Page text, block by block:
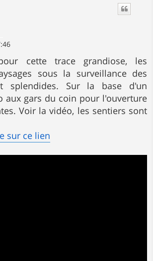
cette trace grandiose, les
sous la surveillance des
splendides. Sur la base d'un
aux gars du coin pour l'ouverture
Voir la vidéo, les sentiers sont
sur ce lien